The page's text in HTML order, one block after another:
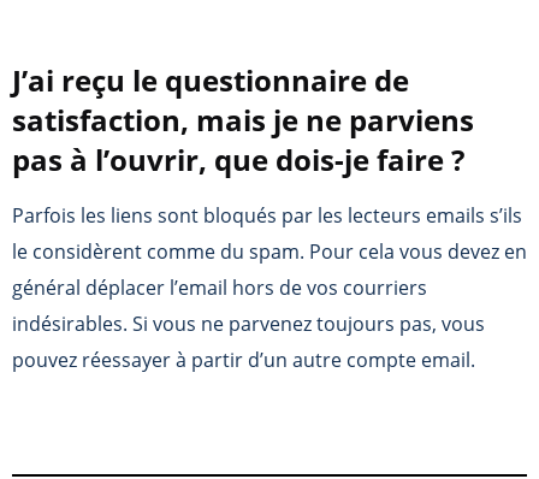
J’ai reçu le questionnaire de
satisfaction, mais je ne parviens
pas à l’ouvrir, que dois-je faire ?
Parfois les liens sont bloqués par les lecteurs emails s’ils
le considèrent comme du spam. Pour cela vous devez en
général déplacer l’email hors de vos courriers
indésirables. Si vous ne parvenez toujours pas, vous
pouvez réessayer à partir d’un autre compte email.